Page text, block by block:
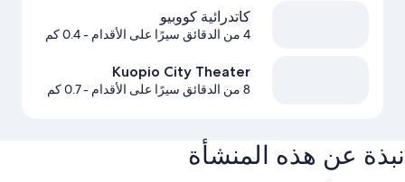
كاتدرائية كووبيو
4 من الدقائق سيرًا على الأقدام - 0.4 كم
Kuopio City Theater
8 من الدقائق سيرًا على الأقدام - 0.7 كم
نبذة عن هذه المنشأة